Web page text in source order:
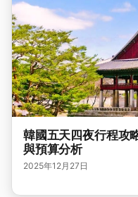
韓國五天四夜行程攻
與預算分析
2025年12月27日